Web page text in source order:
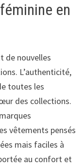
en
de nouvelles
L’authenticité,
toutes les
des collections.
vêtements pensés
mais faciles à
au confort et